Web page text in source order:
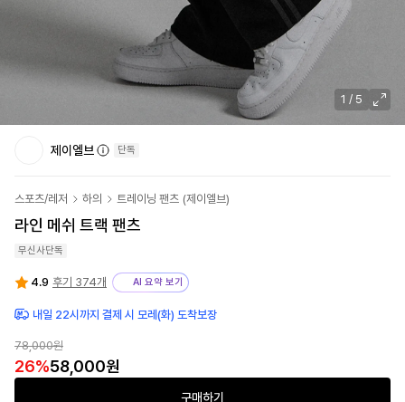
1 / 5
제이엘브 단독
스포츠/레저 하의 트레이닝 팬츠 (제이엘브)
라인 메쉬 트랙 팬츠
무신사단독
4.9 후기 374개 AI 요약 보기
내일 22시까지 결제 시 모레(화) 도착보장
78,000원
26%58,000원
구매하기